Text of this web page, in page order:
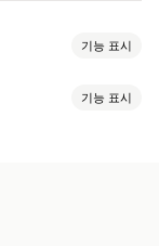
기능 표시
기능 표시